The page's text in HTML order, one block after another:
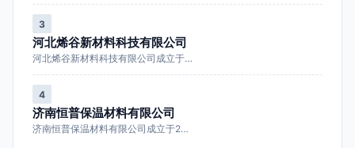
3
河北烯谷新材料科技有限公司
河北烯谷新材料科技有限公司成立于…
4
济南恒普保温材料有限公司
济南恒普保温材料有限公司成立于2…